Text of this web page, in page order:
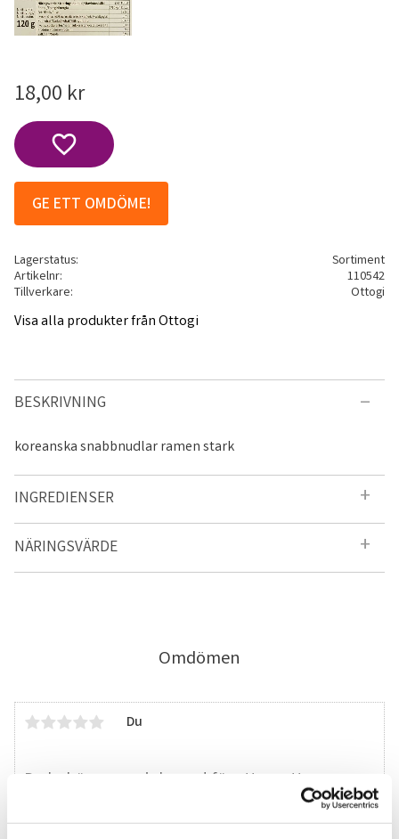
18,00 kr
Lägg till i favoriter
Lagerstatus
Sortiment
Artikelnr
110542
Tillverkare
Ottogi
Visa alla produkter från Ottogi
GE ETT OMDÖME!
BESKRIVNING
koreanska snabbnudlar ramen stark
INGREDIENSER
NÄRINGSVÄRDE
Omdömen
Du